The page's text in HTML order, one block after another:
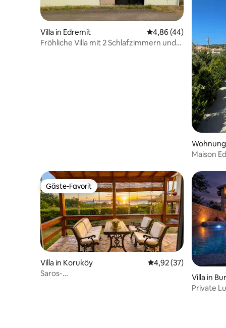
Villa in Edremit Durchschnittliche
4,86 (44)
Fröhliche Villa mit 2 Schlafzimmern und
Wohnung
Maison
Gäste-Favorit
Gäste-Favorit
Villa in Koruköy Durchschnittliche
4,92 (37)
Saros-
Villa in
Private